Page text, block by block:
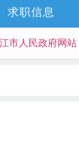
求职信息
市人民政府网站